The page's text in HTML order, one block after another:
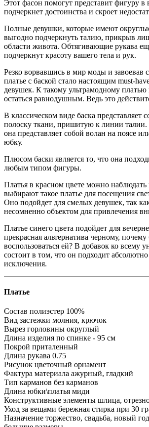
Этот фасон помогут представит фигуру в
подчеркнет достоинства и скроет
Полные девушки, которые имеют
выгодно подчеркнуть талию, прикрыв
области живота. Обтягивающие рукава
подчеркнут красоту вашего тела и рук.
Резко ворвавшись в мир моды и завоевав
платье с баской стало настоящим must-
девушек. К такому ультрамодному
остаться равнодушным. Ведь это
В классическом виде баска представляет
полоску ткани, пришитую к линии
она представляет собой волан на поясе
юбку.
Плюсом баски является то, что она
любым типом фигуры.
Платья в красном цвете можно наблюдать
выбирают такое платье для посещения
Оно подойдет для смелых девушек, так
несомненно объектом для привлечения
Платье синего цвета подойдет для
прекрасная альтернатива черному,
воспользоваться ей? В добавок ко всему
состоит в том, что он подходит абсолютно
исключения.
Платье
Состав полиэстер 100%
Вид застежки молния, крючок
Вырез горловины округлый
Длина изделия по спинке - 95 см
Покрой приталенный
Длина рукава 0.75
Рисунок цветочный орнамент
Фактура материала ажурный, гладкий
Тип карманов без карманов
Длина юбки\платья миди
Конструктивные элементы шлица,
Уход за вещами бережная стирка при 30
Назначение торжество, свадьба, новый